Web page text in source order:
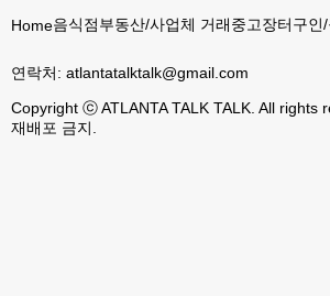
Home음식점부동산/사업체 거래중고장터구인
연락처: atlantatalktalk@gmail.com
Copyright ⓒ ATLANTA TALK TALK. All rights
재배포 금지.